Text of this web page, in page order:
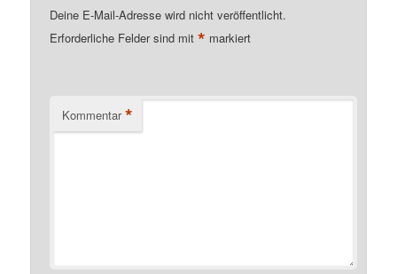
Deine E-Mail-Adresse wird nicht veröffentlicht.
Erforderliche Felder sind mit* markiert
Kommentar *